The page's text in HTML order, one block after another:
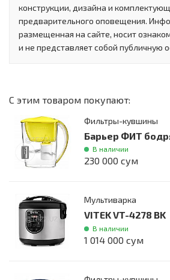
конструкции, дизайна и
предварительного оповещения.
размещенная на сайте, носит
и не представляет собой публичную
С этим товаром покупают:
Фильтры-кувшины
Барьер ФИТ
В наличии
230 000 сум
Мультиварка
VITEK VT-4278 BK
В наличии
1 014 000 сум